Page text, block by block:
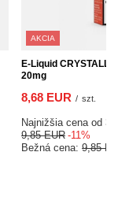
AKCIA
E-Liquid
20mg
8,68 EUR / szt.
Najnižšia cena od
9,85 EUR -11%
Bežná cena: 9,85